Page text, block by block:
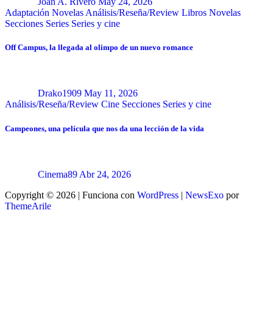
Adaptación Novelas Análisis/Reseña/Review Libros Novelas
Secciones Series Series y cine
Off Campus, la llegada al olimpo de un nuevo romance
Drako1909 May 11, 2026
Análisis/Reseña/Review Cine Secciones Series y cine
Campeones, una película que nos da una lección de la vida
Cinema89 Abr 24, 2026
Copyright © 2026 | Funciona con WordPress | NewsExo por
ThemeArile